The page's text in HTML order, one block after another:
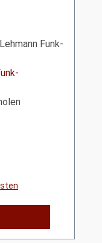
Funk-